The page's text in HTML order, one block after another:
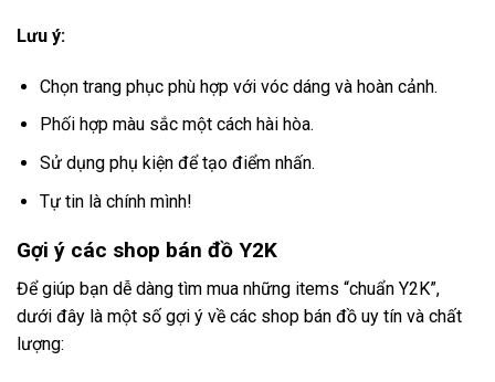
Lưu ý:
Chọn trang phục phù hợp với vóc dáng và hoàn cảnh.
Phối hợp màu sắc một cách hài hòa.
Sử dụng phụ kiện để tạo điểm nhấn.
Tự tin là chính mình!
Gợi ý các shop bán đồ Y2K
Để giúp bạn dễ dàng tìm mua những items “chuẩn Y2K”,
dưới đây là một số gợi ý về các shop bán đồ uy tín và chất
lượng: